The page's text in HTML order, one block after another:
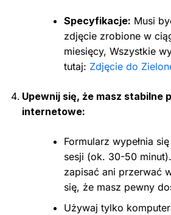
Specyfikacje: Musi
zdjęcie zrobione w
miesięcy, Wszystkie
tutaj: Zdjęcie do
Upewnij się, że masz stabilne
internetowe:
Formularz wypełnia
sesji (ok. 30-50
zapisać ani przerwać
się, że masz pewny
Używaj tylko